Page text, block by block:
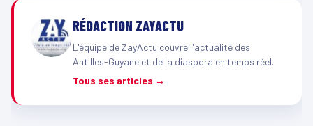
RÉDACTION ZAYACTU
L'équipe de ZayActu couvre l'actualité des
Antilles-Guyane et de la diaspora en temps réel.
Tous ses articles →